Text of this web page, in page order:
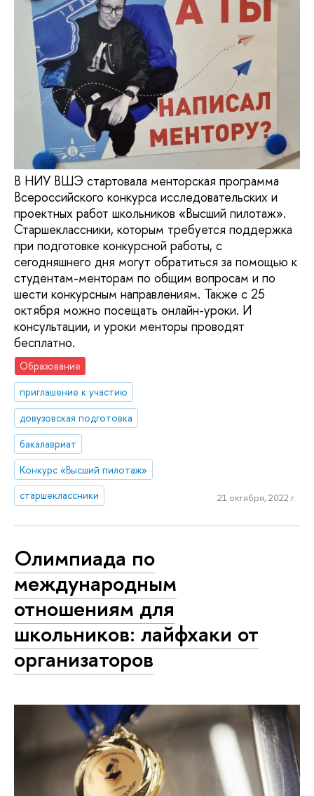
В НИУ ВШЭ стартовала менторская программа
Всероссийского конкурса исследовательских и
проектных работ школьников «Высший пилотаж».
Старшеклассники, которым требуется поддержка
при подготовке конкурсной работы, с
сегодняшнего дня могут обратиться за помощью к
студентам-менторам по общим вопросам и по
шести конкурсным направлениям. Также с 25
октября можно посещать онлайн-уроки. И
консультации, и уроки менторы проводят
бесплатно.
Образование
приглашение к участию
довузовская подготовка
бакалавриат
Конкурс «Высший пилотаж»
старшеклассники
21 октября, 2022 г.
Олимпиада по
международным
отношениям для
школьников: лайфхаки от
организаторов